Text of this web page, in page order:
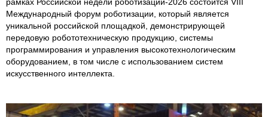
Международный форум роботизации, который является
уникальной российской площадкой, демонстрирующей
передовую робототехническую продукцию, системы
программирования и управления высокотехнологическим
оборудованием, в том числе с использованием систем
искусственного интеллекта.